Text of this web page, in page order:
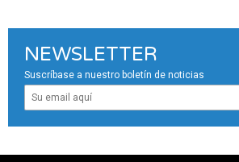
NEWSLETTER
Suscríbase a nuestro boletín de noticias